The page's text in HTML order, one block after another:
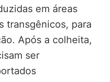
em áreas
transgênicos, para
Após a colheita,
ser